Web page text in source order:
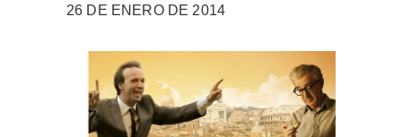
26 DE ENERO DE 2014